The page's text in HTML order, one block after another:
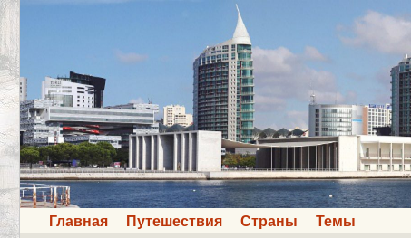
Главная Путешествия Страны Темы